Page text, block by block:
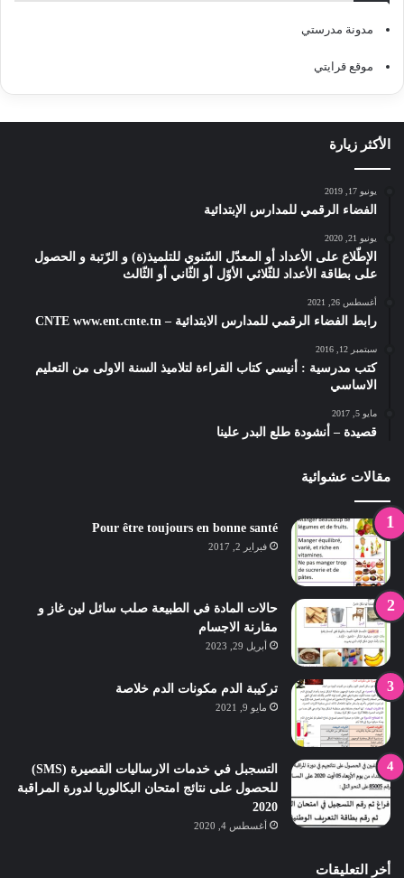
مدونة مدرستي
موقع قرايتي
الأكثر زيارة
يونيو 17, 2019
الفضاء الرقمي للمدارس الإبتدائية
يونيو 21, 2020
الإطّلاع على الأعداد أو المعدّل السّنوي للتلميذ(ة) و الرّتبة و الحصول
على بطاقة الأعداد للثّلاثي الأوّل أو الثّاني أو الثّالث
أغسطس 26, 2021
رابط الفضاء الرقمي للمدارس الابتدائية – CNTE www.ent.cnte.tn
سبتمبر 12, 2016
كتب مدرسية : أنيسي كتاب القراءة لتلاميذ السنة الاولى من التعليم
الاساسي
مايو 5, 2017
قصيدة – أنشودة طلع البدر علينا
مقالات عشوائية
Pour être toujours en bonne santé
فبراير 2, 2017
حالات المادة في الطبيعة صلب سائل لين غاز و
مقارنة الاجسام
أبريل 29, 2023
تركيبة الدم مكونات الدم خلاصة
مايو 9, 2021
التسجبل في خدمات الارساليات القصيرة (SMS)
للحصول على نتائج امتحان البكالوريا لدورة المراقبة
2020
أغسطس 4, 2020
أخر التعليقات